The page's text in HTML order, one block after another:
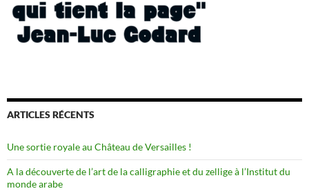
ARTICLES RÉCENTS
Une sortie royale au Château de Versailles !
A la découverte de l’art de la calligraphie et du zellige à l’Institut du
monde arabe